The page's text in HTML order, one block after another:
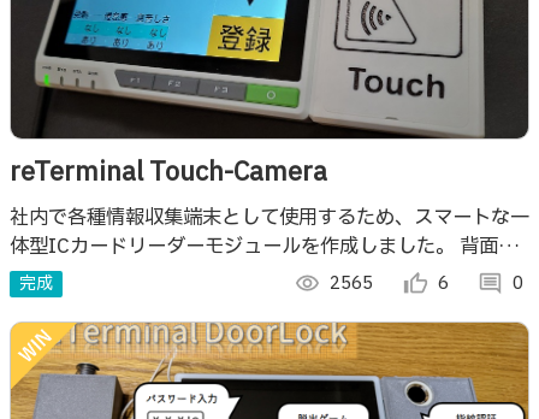
reTerminal Touch-Camera
社内で各種情報収集端末として使用するため、スマートな一
体型ICカードリーダーモジュールを作成しました。 背面に
は前後どちら向きでも使用できる回転式のカメラモジュール
も搭載しました。
完成 visibility 2565 thumb_up_alt 6 comment 0